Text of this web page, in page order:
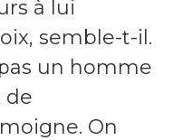
à lui
semble-t-il.
un homme
de
On